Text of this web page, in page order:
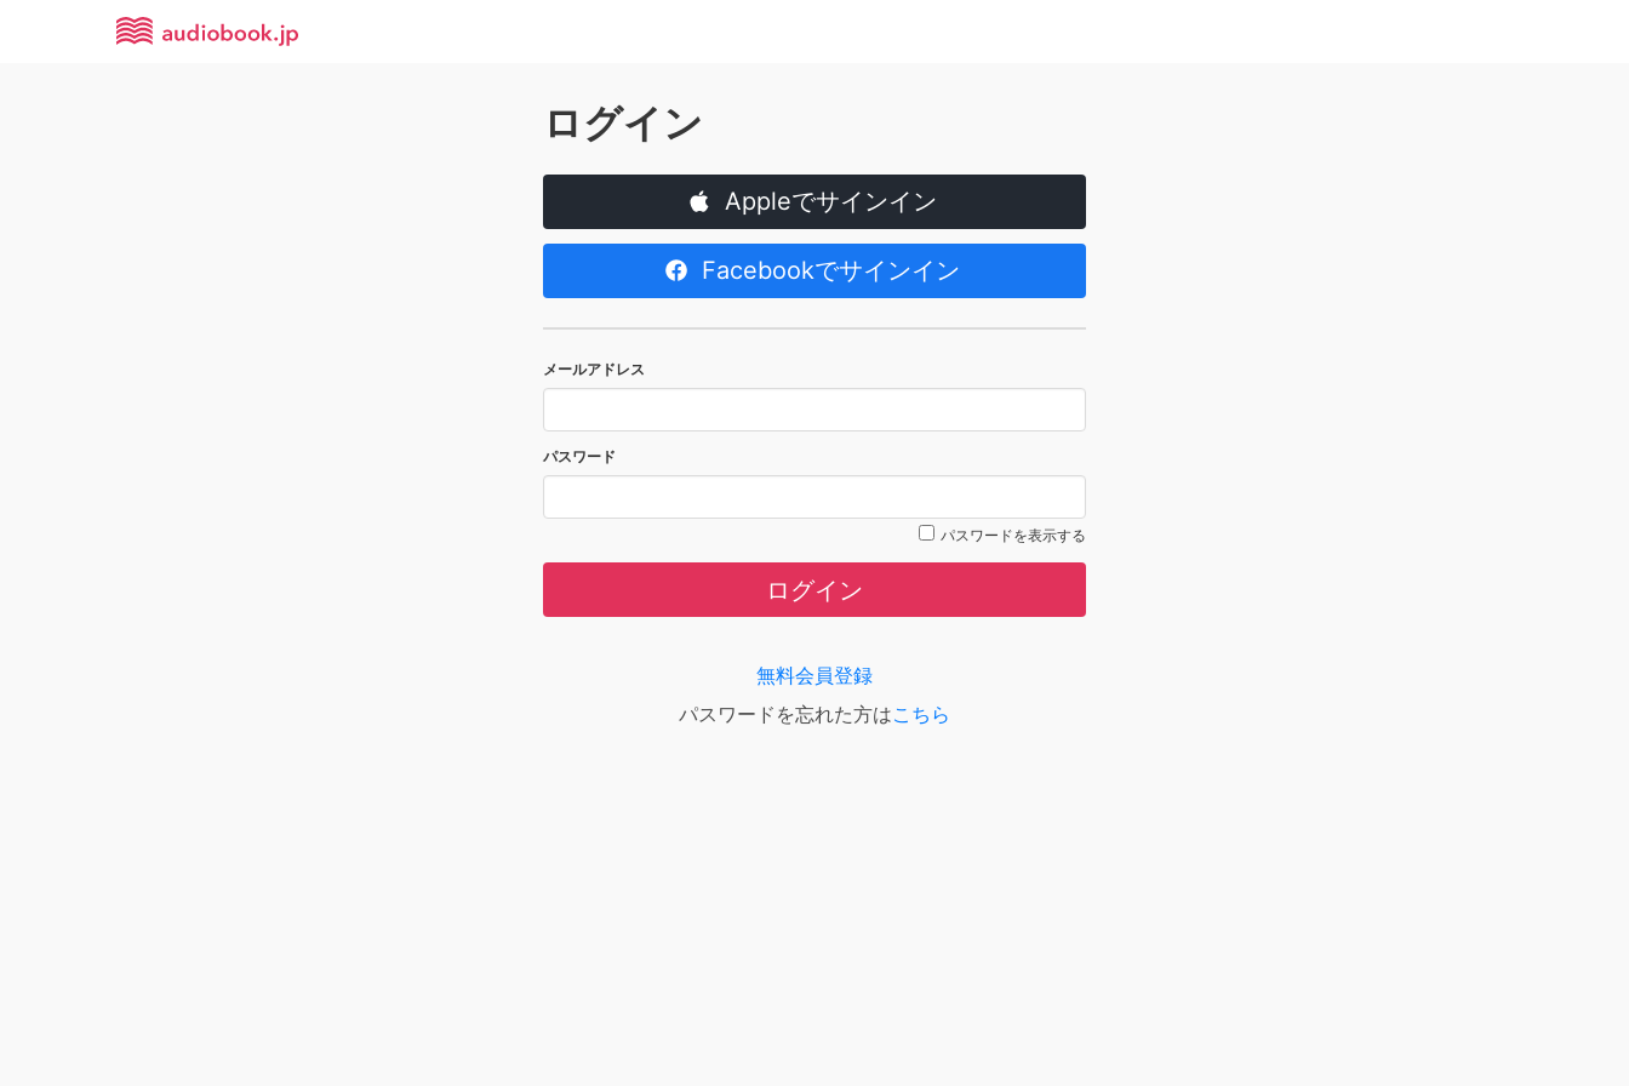
ログイン
Appleでサインイン
Facebookでサインイン
メールアドレス
パスワード
パスワードを表示する
ログイン
無料会員登録
パスワードを忘れた方はこちら